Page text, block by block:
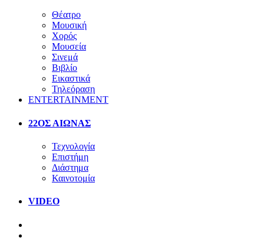
Θέατρο
Μουσική
Χορός
Μουσεία
Σινεμά
Βιβλίο
Εικαστικά
Τηλεόραση
ENTERTAINMENT
22ΟΣ ΑΙΩΝΑΣ
Τεχνολογία
Επιστήμη
Διάστημα
Καινοτομία
VIDEO